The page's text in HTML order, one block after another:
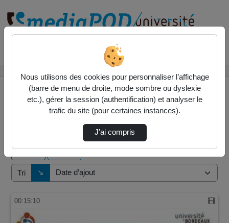
17 vidéos trouvées
Tri ↘
Direction de tri
00:15:10
Nous utilisons des cookies pour personnaliser l’affichage
(barre de menu de droite, mode sombre ou dyslexie
etc.), gérer la session (authentification) et analyser le
trafic du site (pour certaines instances).
J’ai compris